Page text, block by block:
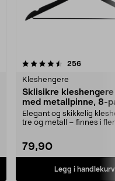
256
Kleshengere
Sklisikre
med metallpinne, 8-
Elegant og skikkelig
tre og metall – finnes i
79,90
Legg i handlekurv
4.5av 5 stjerner